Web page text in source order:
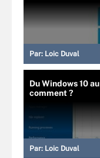
Par: Loic Duval
Du Windows 10
comment ?
Par: Loic Duval